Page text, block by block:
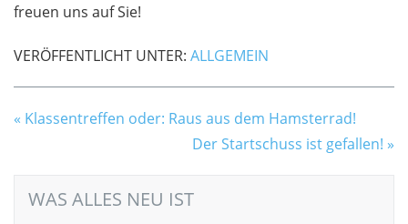
freuen uns auf Sie!
VERÖFFENTLICHT UNTER: ALLGEMEIN
Klassentreffen oder: Raus aus dem Hamsterrad!
Der Startschuss ist gefallen!
WAS ALLES NEU IST